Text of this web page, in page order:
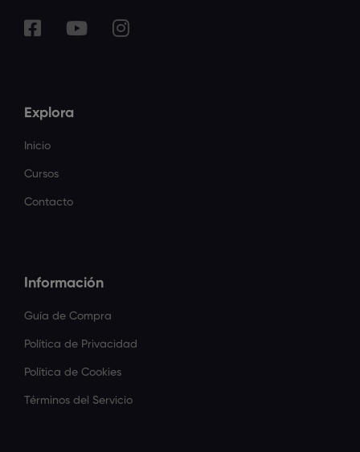
Explora
Inicio
Cursos
Contacto
Información
Guía de Compra
Política de Privacidad
Política de Cookies
Términos del Servicio